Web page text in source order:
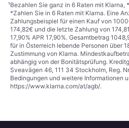
¹Bezahlen Sie ganz in 6 Raten mit Klarna,
*Zahlen Sie in 6 Raten mit Klarna. Eine
Zahlungsbeispiel für einen Kauf von
174,82€ und die letzte Zahlung von
17,90% APR 17,90%. Gesamtbetrag
für in Österreich lebende Personen über
Zustimmung von Klarna.
abhängig von der Bonitätsprüfung.
Sveavägen 46, 111 34 Stockholm, Reg.
Bedingungen und weitere Informationen
https://www.klarna.com/at/agb/.